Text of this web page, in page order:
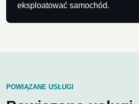
eksploatować samochód.
POWIĄZANE USŁUGI